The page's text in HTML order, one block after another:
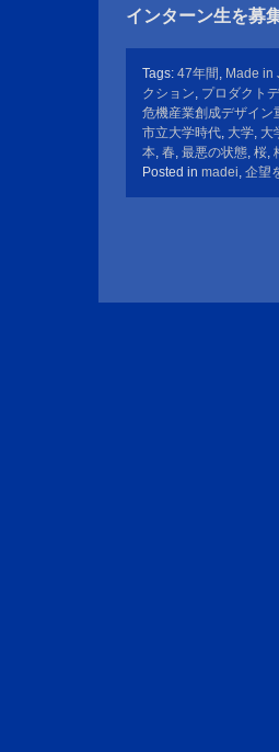
インターン生を募
Tags: 47年間 , Made in
クション, プロダクト
危機産業創成デザイン
市立大学時代, 大学, 大
本, 春, 最悪の状態, 桜,
Posted in madei, 企望